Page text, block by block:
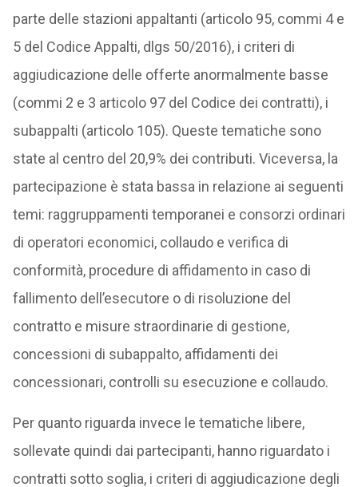
parte delle stazioni appaltanti (articolo 95, commi 4 e
5 del Codice Appalti, dlgs 50/2016), i criteri di
aggiudicazione delle offerte anormalmente basse
(commi 2 e 3 articolo 97 del Codice dei contratti), i
subappalti (articolo 105). Queste tematiche sono
state al centro del 20,9% dei contributi. Viceversa, la
partecipazione è stata bassa in relazione ai seguenti
temi: raggruppamenti temporanei e consorzi ordinari
di operatori economici, collaudo e verifica di
conformità, procedure di affidamento in caso di
fallimento dell’esecutore o di risoluzione del
contratto e misure straordinarie di gestione,
concessioni di subappalto, affidamenti dei
concessionari, controlli su esecuzione e collaudo.
Per quanto riguarda invece le tematiche libere,
sollevate quindi dai partecipanti, hanno riguardato i
contratti sotto soglia, i criteri di aggiudicazione degli